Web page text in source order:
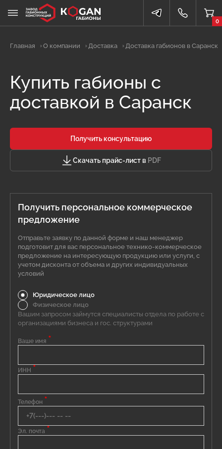
0
Главная О компании Доставка Доставка габионов в Саранск
Купить габионы с
доставкой в Саранск
Получить консультацию
Скачать прайс-лист в PDF
Получить персональное коммерческое
предложение
Отправьте заявку по данной форме и наш менеджер
подготовит для вас персональное технико-коммерческое
предложение на интересующую продукцию или услуги, с
учетом дисконта от объема и других индивидуальных
условий
Юридическое лицо
Физическое лицо
Вашим запросом займутся специалисты отдела по работе с
организациями бизнеса и гос. структурами
Ваше имя *
ИНН *
Телефон *
Эл. почта *